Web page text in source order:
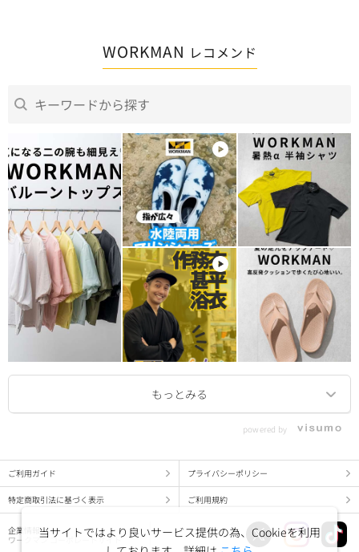
WORKMAN レコメンド
powered by
ご利用ガイド プライバシーポリシー
特定商取引法に基づく表示 ご利用規約
企業情報
ワークマン コーポレートサイト
当サイトではより良いサービス提供の為、Cookieを利用